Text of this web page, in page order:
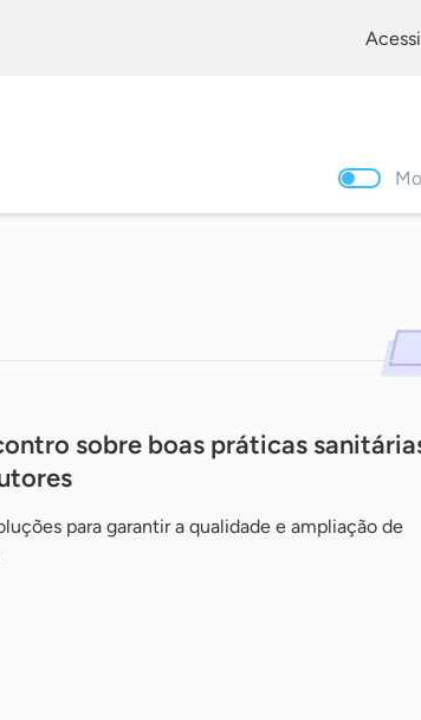
sobre boas práticas
para garantir a qualidade e ampliação de